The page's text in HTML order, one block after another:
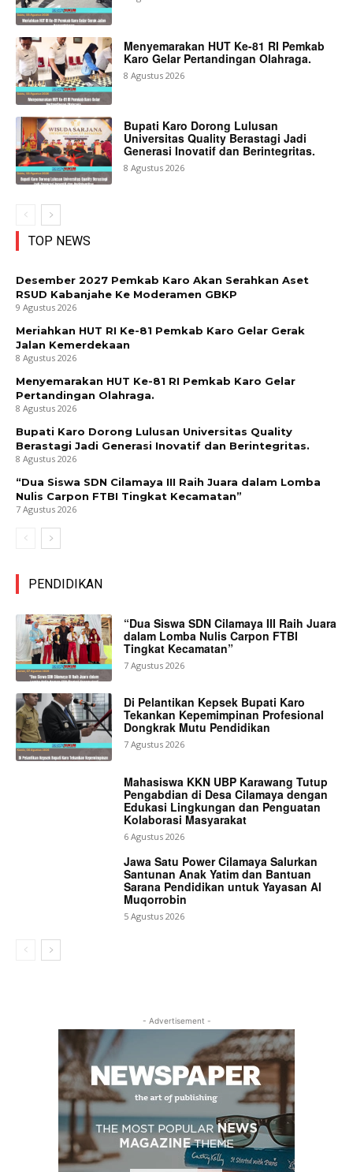
Menyemarakan HUT Ke-81 RI Pemkab
Karo Gelar Pertandingan Olahraga.
8 Agustus 2026
Bupati Karo Dorong Lulusan
Universitas Quality Berastagi Jadi
Generasi Inovatif dan Berintegritas.
8 Agustus 2026
TOP NEWS
Desember 2027 Pemkab Karo Akan Serahkan Aset
RSUD Kabanjahe Ke Moderamen GBKP
9 Agustus 2026
Meriahkan HUT RI Ke-81 Pemkab Karo Gelar Gerak
Jalan Kemerdekaan
8 Agustus 2026
Menyemarakan HUT Ke-81 RI Pemkab Karo Gelar
Pertandingan Olahraga.
8 Agustus 2026
Bupati Karo Dorong Lulusan Universitas Quality
Berastagi Jadi Generasi Inovatif dan Berintegritas.
8 Agustus 2026
“Dua Siswa SDN Cilamaya III Raih Juara dalam Lomba
Nulis Carpon FTBI Tingkat Kecamatan”
7 Agustus 2026
PENDIDIKAN
“Dua Siswa SDN Cilamaya III Raih Juara
dalam Lomba Nulis Carpon FTBI
Tingkat Kecamatan”
7 Agustus 2026
Di Pelantikan Kepsek Bupati Karo
Tekankan Kepemimpinan Profesional
Dongkrak Mutu Pendidikan
7 Agustus 2026
Mahasiswa KKN UBP Karawang Tutup
Pengabdian di Desa Cilamaya dengan
Edukasi Lingkungan dan Penguatan
Kolaborasi Masyarakat
6 Agustus 2026
Jawa Satu Power Cilamaya Salurkan
Santunan Anak Yatim dan Bantuan
Sarana Pendidikan untuk Yayasan Al
Muqorrobin
5 Agustus 2026
- Advertisement -